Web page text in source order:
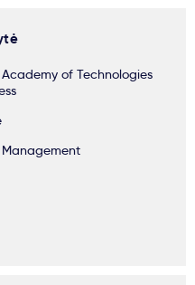
of Technologies